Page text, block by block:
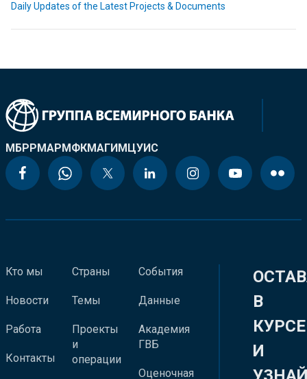
Daily Updates of the Latest Projects & Documents
МБРРМАРМФКМАГИМЦУИС
Кто мы
Новости
Работа
Контакты
Страны
Темы
Проекты
и
операции
События
Данные
Академия
ГВБ
Оценочная
В
КУРСЕ
И